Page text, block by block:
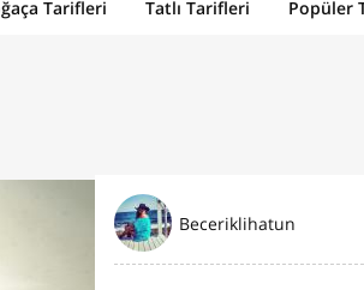
Tarifleri Tatlı Tarifleri Popüler
Beceriklihatun